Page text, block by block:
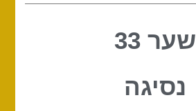
שער 33
נסיגה